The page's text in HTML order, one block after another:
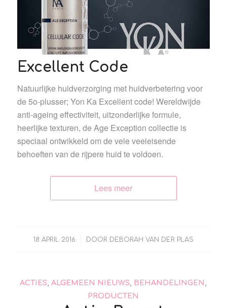
Excellent Code
Natuurlijke huidverzorging met huidverbetering voor
de 5o-plusser; Yon Ka Excellent code! Wereldwijde
anti-ageing effectiviteit, uitzonderlijke formule,
heerlijke texturen, de Age Exception collectie is
speciaal ontwikkeld om de vele veeleisende
behoeften van de rijpere huid te voldoen.
Lees meer
18 APRIL 2016
/ DOOR DEBORAH VAN DER PLAS
ACTIES ,ALGEMEEN NIEUWS BEHANDELINGEN
PRODUCTEN